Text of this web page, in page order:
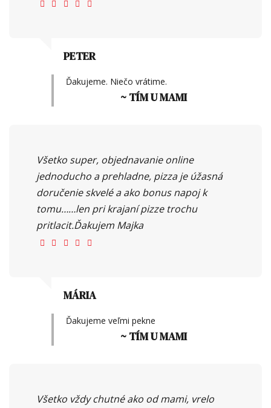
PETER
Ďakujeme. Niečo vrátime.
~ TÍM U MAMI
Všetko super, objednavanie online
jednoducho a prehladne, pizza je úžasná
doručenie skvelé a ako bonus napoj k
tomu……len pri krajaní pizze trochu
pritlacit.Ďakujem Majka
MÁRIA
Ďakujeme veľmi pekne
~ TÍM U MAMI
Všetko vždy chutné ako od mami, vrelo